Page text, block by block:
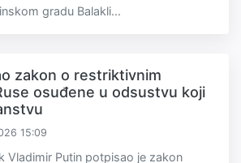
gradu Balakli...
zakon o restriktivnim
osuđene u odsustvu koji
15:09
Vladimir Putin potpisao je zakon